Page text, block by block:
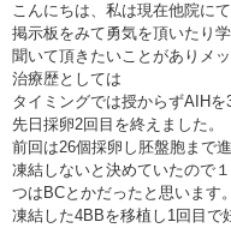
こんにちは、私は現在他院に
掲示板をみて勇気を頂いたり
聞いて頂きたいことがありメ
治療歴としては
タイミングでは授からずAIHを
先日採卵2回目を終えました。
前回は26個採卵し胚盤胞まで
凍結しないと決めていたので
つはBCとかだったと思います。
凍結した4BBを移植し1回目で